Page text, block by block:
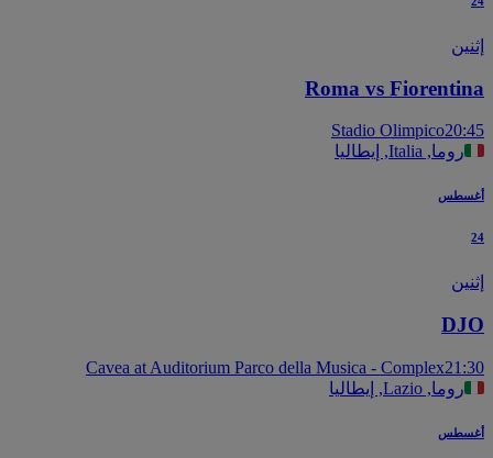
Roma vs
Stadio Olimpico
روما, Italia, إيطاليا
Cavea at Auditorium Parco della Musica - Complex
روما, Lazio, إيطاليا